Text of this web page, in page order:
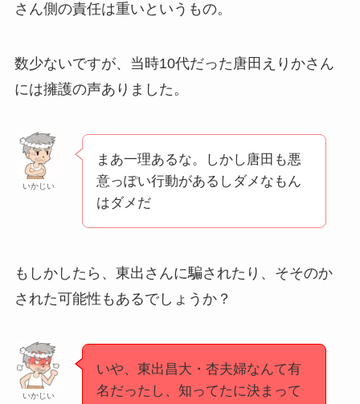
さん側の責任は重いというもの。
数少ないですが、当時10代だった唐田えりかさん
には擁護の声ありました。
いかじい
まあ一理あるな。しかし唐田も悪
意っぽい行動があるしダメなもん
はダメだ
もしかしたら、東出さんに騙されたり、そそのか
された可能性もあるでしょうか？
いかじい
いや、東出昌大・杏夫婦なんて有
名だったし、知ってたに決まって